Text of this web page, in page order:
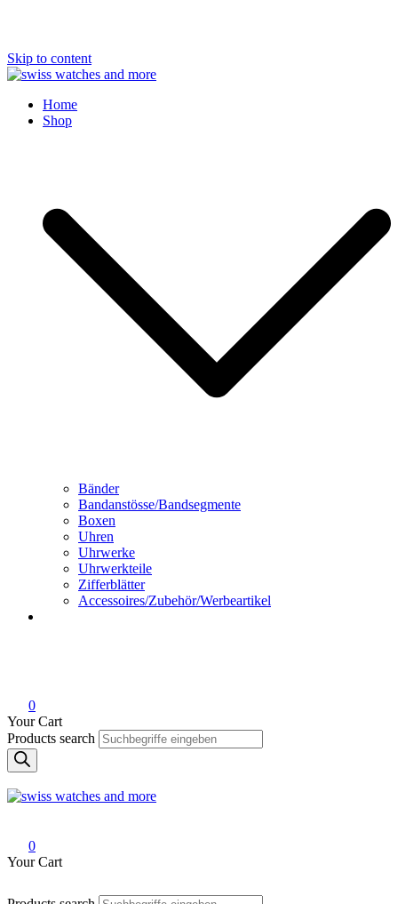
Skip to content
Swiss Watches and More
Home
Shop
Bänder
Bandanstösse/Bandsegmente
Boxen
Uhren
Uhrwerke
Uhrwerkteile
Zifferblätter
Accessoires/Zubehör/Werbeartikel
0
Your Cart
Products search
0
Your Cart